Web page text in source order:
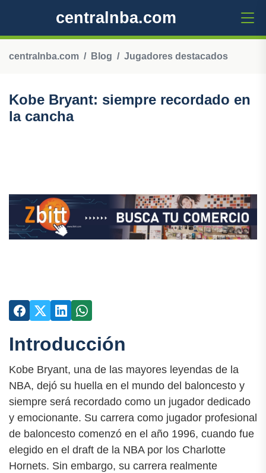
centralnba.com
centralnba.com Blog Jugadores destacados
Kobe Bryant: siempre recordado en
la cancha
Introducción
Kobe Bryant, una de las mayores leyendas de la
NBA, dejó su huella en el mundo del baloncesto y
siempre será recordado como un jugador dedicado
y emocionante. Su carrera como jugador profesional
de baloncesto comenzó en el año 1996, cuando fue
elegido en el draft de la NBA por los Charlotte
Hornets. Sin embargo, su carrera realmente